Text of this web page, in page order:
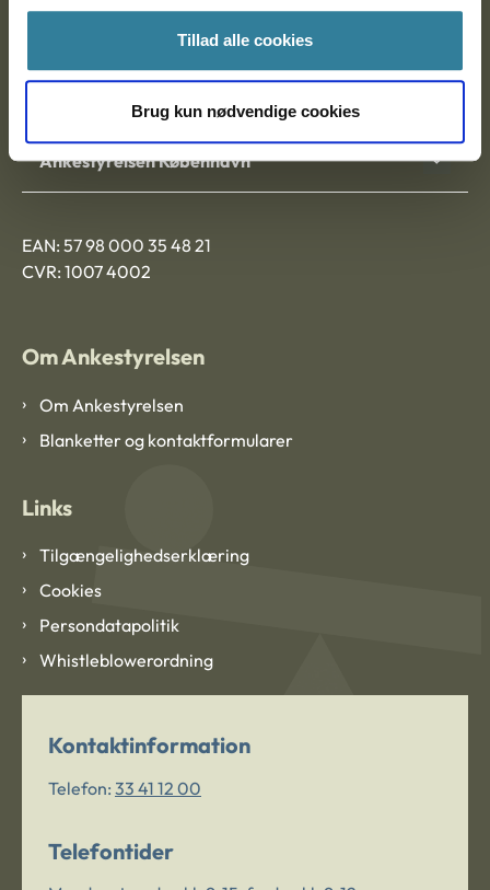
Tillad alle cookies
Brug kun nødvendige cookies
9000 Aalborg
Ankestyrelsen København
EAN: 57 98 000 35 48 21
CVR: 1007 4002
Om Ankestyrelsen
Om Ankestyrelsen
Blanketter og kontaktformularer
Links
Tilgængelighedserklæring
Cookies
Persondatapolitik
Whistleblowerordning
Kontaktinformation
Telefon: 33 41 12 00
Telefontider